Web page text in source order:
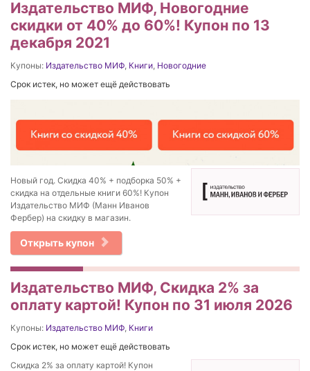
Издательство МИФ, Новогодние
скидки от 40% до 60%! Купон по 13
декабря 2021
Купоны: Издательство МИФ Книги Новогодние
Срок истек, но может ещё действовать
Новый год. Скидка 40% + подборка 50% +
скидка на отдельные книги 60%! Купон
Издательство МИФ (Манн Иванов
Фербер) на скидку в магазин.
Открыть купон
Издательство МИФ, Скидка 2% за
оплату картой! Купон по 31 июля 2026
Купоны: Издательство МИФ Книги
Срок истек, но может ещё действовать
Скидка 2% за оплату картой! Купон